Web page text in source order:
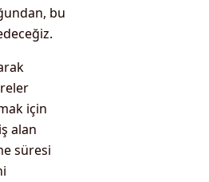
bu
için
alan
süresi